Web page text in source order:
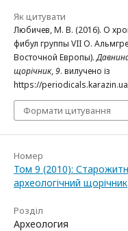
Як цитувати
Любичев, М. В. (2016). О
фибул группы VII О.
Восточной Европы).
щорічник,9. вилучено із
https://
Формати цитування
Номер
Том 9 (2010):
археологічний щорічник
Розділ
Археология